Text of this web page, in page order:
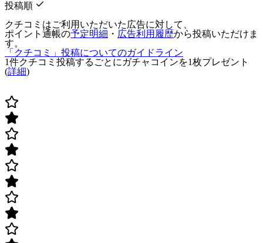
投稿順
クチコミはご利用いただいた広告に対して、
ポイント通帳の予定明細 ・ 広告利用履歴から投稿いただけま
す。
「クチコミ」投稿についてのガイドライン
1件クチコミ投稿するごとに ガチャコインを1枚プレゼント
(詳細)